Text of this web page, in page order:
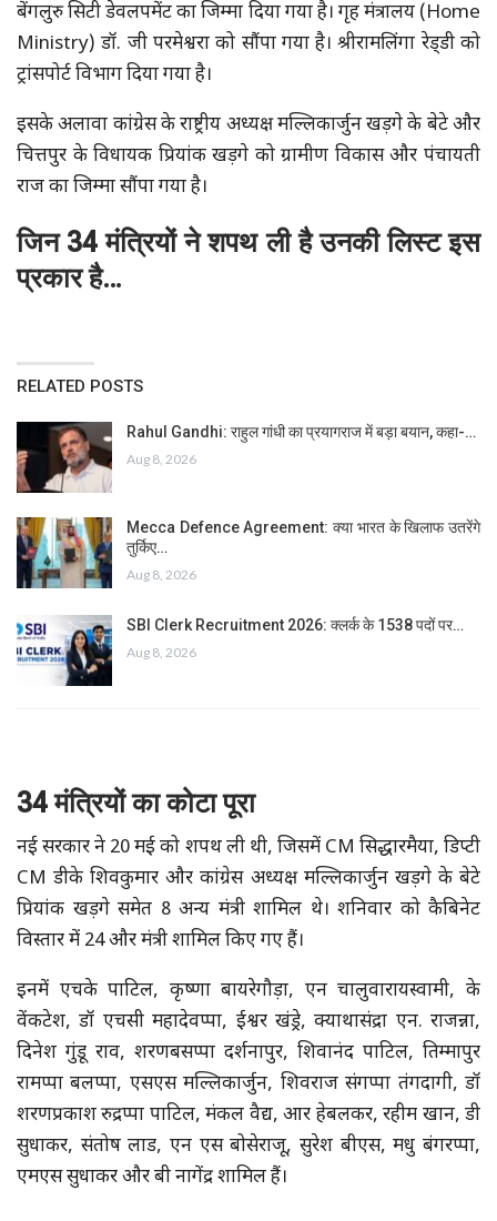
बेंगलुरु सिटी डेवलपमेंट का जिम्मा दिया गया है। गृह मंत्रालय (Home
Ministry) डॉ. जी परमेश्वरा को सौंपा गया है। श्रीरामलिंगा रेड्‌डी को
ट्रांसपोर्ट विभाग दिया गया है।
इसके अलावा कांग्रेस के राष्ट्रीय अध्यक्ष मल्लिकार्जुन खड़गे के बेटे और
चित्तपुर के विधायक प्रियांक खड़गे को ग्रामीण विकास और पंचायती
राज का जिम्मा सौंपा गया है।
जिन 34 मंत्रियों ने शपथ ली है उनकी लिस्ट इस
प्रकार है…
RELATED POSTS
Rahul Gandhi: राहुल गांधी का प्रयागराज में बड़ा बयान, कहा-…
Aug 8, 2026
Mecca Defence Agreement: क्या भारत के खिलाफ उतरेंगे
तुर्किए…
Aug 8, 2026
SBI Clerk Recruitment 2026: क्लर्क के 1538 पदों पर…
Aug 8, 2026
34 मंत्रियों का कोटा पूरा
नई सरकार ने 20 मई को शपथ ली थी, जिसमें CM सिद्धारमैया, डिप्टी
CM डीके शिवकुमार और कांग्रेस अध्यक्ष मल्लिकार्जुन खड़गे के बेटे
प्रियांक खड़गे समेत 8 अन्य मंत्री शामिल थे। शनिवार को कैबिनेट
विस्तार में 24 और मंत्री शामिल किए गए हैं।
इनमें एचके पाटिल, कृष्णा बायरेगौड़ा, एन चालुवारायस्वामी, के
वेंकटेश, डॉ एचसी महादेवप्पा, ईश्वर खंड्रे, क्याथासंद्रा एन. राजन्ना,
दिनेश गुंडू राव, शरणबसप्पा दर्शनापुर, शिवानंद पाटिल, तिम्मापुर
रामप्पा बलप्पा, एसएस मल्लिकार्जुन, शिवराज संगप्पा तंगदागी, डॉ
शरणप्रकाश रुद्रप्पा पाटिल, मंकल वैद्य, आर हेबलकर, रहीम खान, डी
सुधाकर, संतोष लाड, एन एस बोसेराजू, सुरेश बीएस, मधु बंगरप्पा,
एमएस सुधाकर और बी नागेंद्र शामिल हैं।